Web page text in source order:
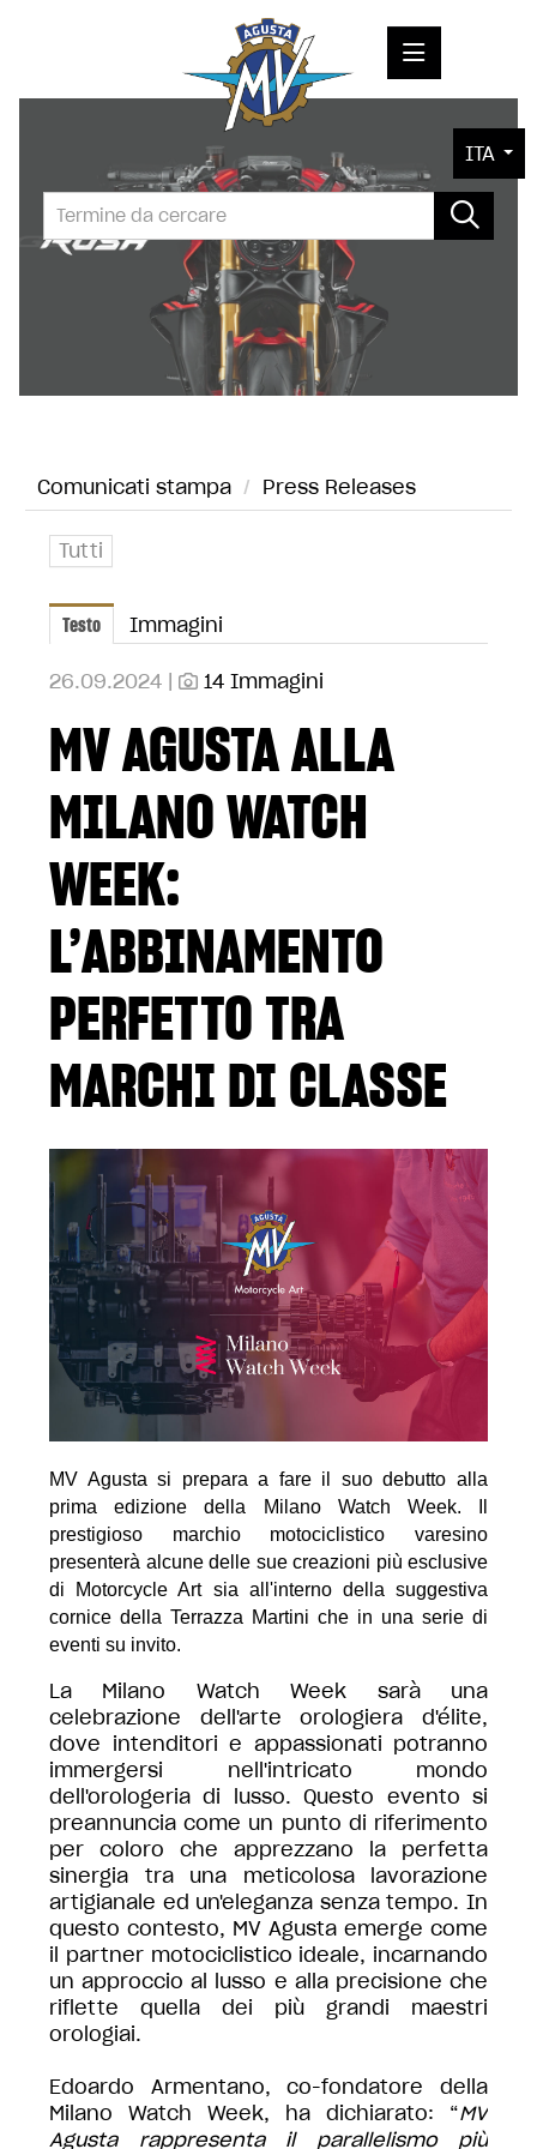
COMUNICATI STAMPA
MEDIA
FOTO
CONTATTI
ITA
Comunicati stampa / Press Releases
Tutti
Testo Immagini
26.09.2024 | 14 Immagini
MV AGUSTA ALLA
MILANO WATCH
WEEK:
L’ABBINAMENTO
PERFETTO TRA
MARCHI DI CLASSE
MV Agusta si prepara a fare il suo debutto alla
prima edizione della Milano Watch Week. Il
prestigioso marchio motociclistico varesino
presenterà alcune delle sue creazioni più esclusive
di Motorcycle Art sia all'interno della suggestiva
cornice della Terrazza Martini che in una serie di
eventi su invito.
La Milano Watch Week sarà una
celebrazione dell'arte orologiera d'élite,
dove intenditori e appassionati potranno
immergersi nell'intricato mondo
dell'orologeria di lusso. Questo evento si
preannuncia come un punto di riferimento
per coloro che apprezzano la perfetta
sinergia tra una meticolosa lavorazione
artigianale ed un'eleganza senza tempo. In
questo contesto, MV Agusta emerge come
il partner motociclistico ideale, incarnando
un approccio al lusso e alla precisione che
riflette quella dei più grandi maestri
orologiai.
Edoardo Armentano, co-fondatore della
Milano Watch Week, ha dichiarato: “MV
Agusta rappresenta il parallelismo più